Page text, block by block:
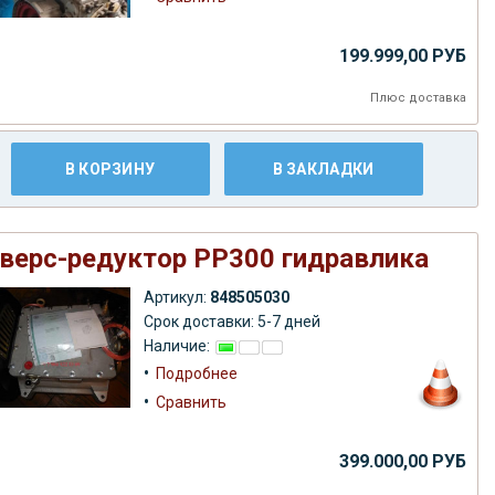
199.999,00 РУБ
Плюс доставка
В КОРЗИНУ В ЗАКЛАДКИ
редуктор РР300 гидравлика
Артикул: 848505030
Срок доставки: 5-7 дней
Наличие:
• Подробнее
• Сравнить
399.000,00 РУБ